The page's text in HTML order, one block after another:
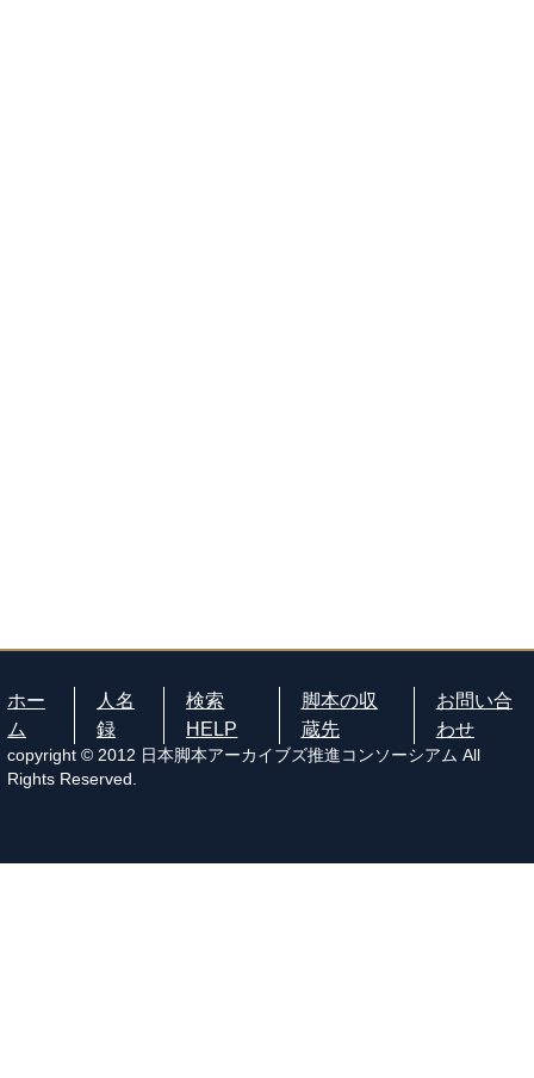
ホー
ム
人名
録
検索
HELP
脚本の収
蔵先
お問い合
わせ
copyright © 2012 日本脚本アーカイブズ推進コンソーシアム All
Rights Reserved.